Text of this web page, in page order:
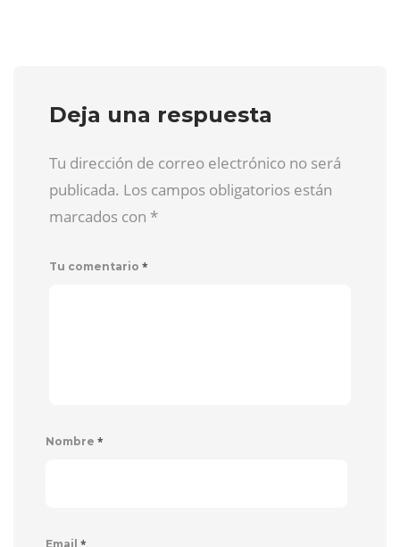
Deja una respuesta
Tu dirección de correo electrónico no será
publicada. Los campos obligatorios están
marcados con *
Tu comentario *
Nombre *
Email *